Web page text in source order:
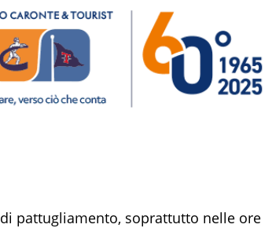
pattugliamento, soprattutto nelle ore